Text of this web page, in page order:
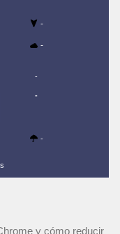
-
-
-
-
-
y cómo reducir